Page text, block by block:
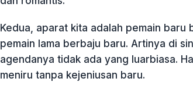
Kedua, aparat kita adalah pemain baru
pemain lama berbaju baru. Artinya di
agendanya tidak ada yang luarbiasa.
meniru tanpa kejeniusan baru.